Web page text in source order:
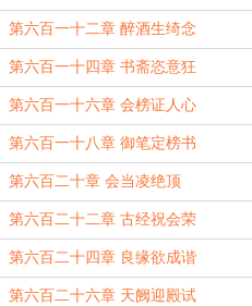
第六百一十二章 醉酒生绮念
第六百一十四章 书斋恣意狂
第六百一十六章 会榜证人心
第六百一十八章 御笔定榜书
第六百二十章 会当凌绝顶
第六百二十二章 古经祝会荣
第六百二十四章 良缘欲成谐
第六百二十六章 天阙迎殿试